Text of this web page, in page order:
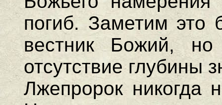
погиб. Заметим это
вестник Божий,
отсутствие глубины
Лжепророк никогда